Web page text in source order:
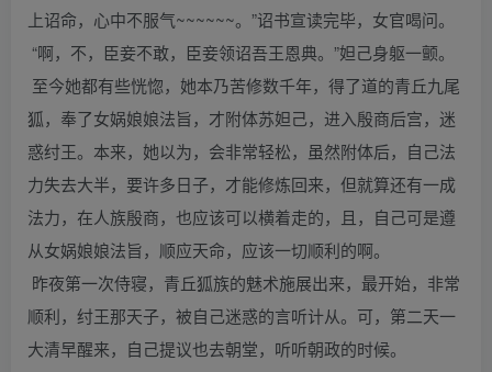
上诏命，心中不服气~~~~~~。”诏书宣读完毕，女官喝问。
“啊，不，臣妾不敢，臣妾领诏吾王恩典。”妲己身躯一颤。
至今她都有些恍惚，她本乃苦修数千年，得了道的青丘九尾
狐，奉了女娲娘娘法旨，才附体苏妲己，进入殷商后宫，迷
惑纣王。本来，她以为，会非常轻松，虽然附体后，自己法
力失去大半，要许多日子，才能修炼回来，但就算还有一成
法力，在人族殷商，也应该可以横着走的，且，自己可是遵
从女娲娘娘法旨，顺应天命，应该一切顺利的啊。
昨夜第一次侍寝，青丘狐族的魅术施展出来，最开始，非常
顺利，纣王那天子，被自己迷惑的言听计从。可，第二天一
大清早醒来，自己提议也去朝堂，听听朝政的时候。